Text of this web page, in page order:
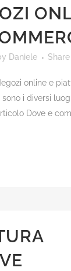
Daniele Share
online e
i diversi
Dove e